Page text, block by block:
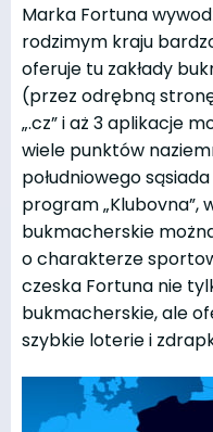
Marka Fortuna
rodzimym kraju
oferuje tu zakłady
(przez odrębną
„.cz” i aż 3 aplikacje
wiele punktów
południowego
program „Klubovna”,
bukmacherskie
o charakterze
czeska Fortuna nie
bukmacherskie, ale
szybkie loterie i